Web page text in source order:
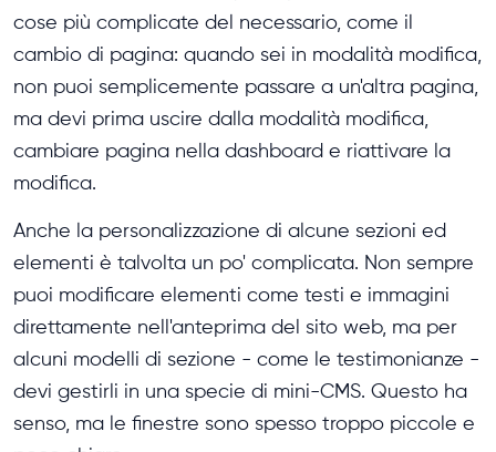
cose più complicate del necessario, come il
cambio di pagina: quando sei in modalità modifica,
non puoi semplicemente passare a un'altra pagina,
ma devi prima uscire dalla modalità modifica,
cambiare pagina nella dashboard e riattivare la
modifica.
Anche la personalizzazione di alcune sezioni ed
elementi è talvolta un po' complicata. Non sempre
puoi modificare elementi come testi e immagini
direttamente nell'anteprima del sito web, ma per
alcuni modelli di sezione - come le testimonianze -
devi gestirli in una specie di mini-CMS. Questo ha
senso, ma le finestre sono spesso troppo piccole e